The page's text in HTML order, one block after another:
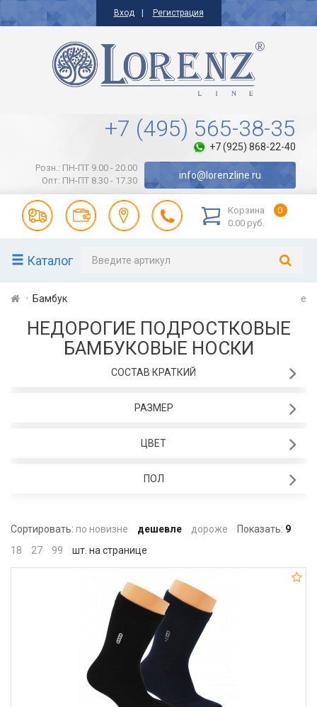
Вход Регистрация
+7 (495) 565-38-35
+7 (925) 868-22-40
Розн.: ПН-ПТ 9.00 - 20.00
Опт: ПН-ПТ 8.30 - 17.30
info@lorenzline.ru
Корзина
0
0.00 руб.
Каталог
Бамбук e
НЕДОРОГИЕ ПОДРОСТКОВЫЕ
БАМБУКОВЫЕ НОСКИ
СОСТАВ КРАТКИЙ
РАЗМЕР
ЦВЕТ
ПОЛ
Сортировать: по новизне дешевле дороже Показать: 9
18
27 99 шт. на странице